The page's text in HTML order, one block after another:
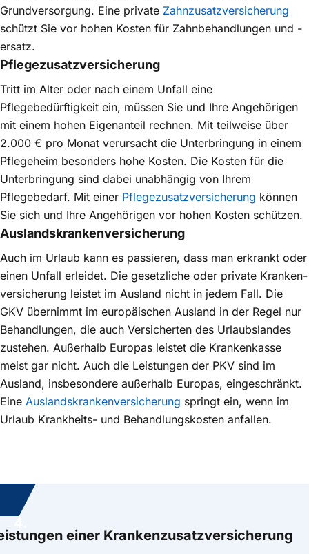
Grundversorgung. Eine private Zahnzusatz­versicherung
schützt Sie vor hohen Kosten für Zahnbehandlungen und -
ersatz.
Pflegezusatzversicherung
Tritt im Alter oder nach einem Unfall eine
Pflegebedürftigkeit ein, müssen Sie und Ihre Angehörigen
mit einem hohen Eigenanteil rechnen. Mit teilweise über
2.000 € pro Monat verursacht die Unterbringung in einem
Pflegeheim besonders hohe Kosten. Die Kosten für die
Unterbringung sind dabei unabhängig von Ihrem
Pflegebedarf. Mit einer Pflegezusatz­versicherung können
Sie sich und Ihre Angehörigen vor hohen Kosten schützen.
Auslandskrankenversicherung
Auch im Urlaub kann es passieren, dass man erkrankt oder
einen Unfall erleidet. Die gesetzliche oder private Kranken­
versicherung leistet im Ausland nicht in jedem Fall. Die
GKV übernimmt im europäischen Ausland in der Regel nur
Behandlungen, die auch Versicherten des Urlaubslandes
zustehen. Außerhalb Europas leistet die Krankenkasse
meist gar nicht. Auch die Leistungen der PKV sind im
Ausland, insbesondere außerhalb Europas, eingeschränkt.
Eine Auslands­krankenversicherung springt ein, wenn im
Urlaub Krankheits- und Behandlungskosten anfallen.
einer Krankenzusatzversicherung